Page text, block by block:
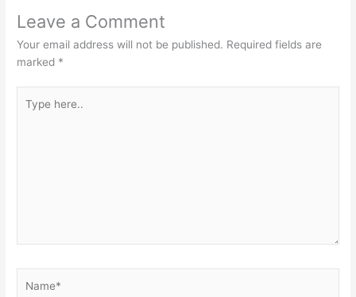
Leave a Comment
Your email address will not be published. Required fields are
marked *
here..